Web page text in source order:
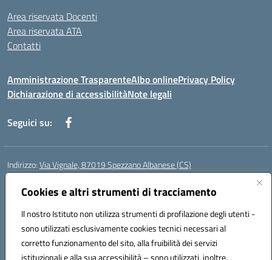
Cookies e altri strumenti di tracciamento
Il nostro Istituto non utilizza strumenti di profilazione degli utenti -
sono utilizzati esclusivamente cookies tecnici necessari al
corretto funzionamento del sito, alla fruibilità dei servizi
istituzionali e alla sua accessibilità – sono utilizzati, inoltre,
Area riservata Docenti
Area riservata ATA
Contatti
Amministrazione TrasparenteAlbo onlinePrivacy Policy
Dichiarazione di accessibilitàNote legali
Seguici su:
Indirizzo:Via Vignale, 87019 Spezzano Albanese (CS)
Centralino:
Posta elettronica certificata (PEC):csic878003@pec.istruzione.it
Codice fiscale: 94018300783
Codice meccanografico:CSIC878003
Codice Indice delle Pubbliche Amministrazioni (IPA): istsc_csic878003
Codice unico di fatturazione (CUF): UFK2HU